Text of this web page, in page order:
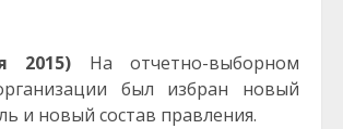
2015) На отчетно-выборном
был избран новый
и новый состав правления.